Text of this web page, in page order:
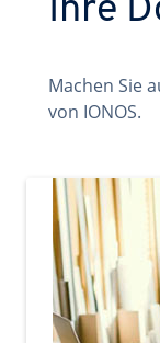
Ihre
Machen Sie
von IONOS.